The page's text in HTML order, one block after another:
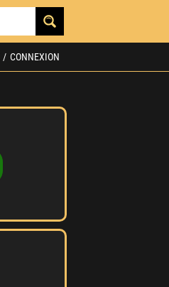
/ CONNEXION